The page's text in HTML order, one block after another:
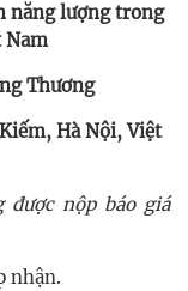
năng lượng trong
Nam
Thương
Hà Nội, Việt
được nộp báo giá
nhận.